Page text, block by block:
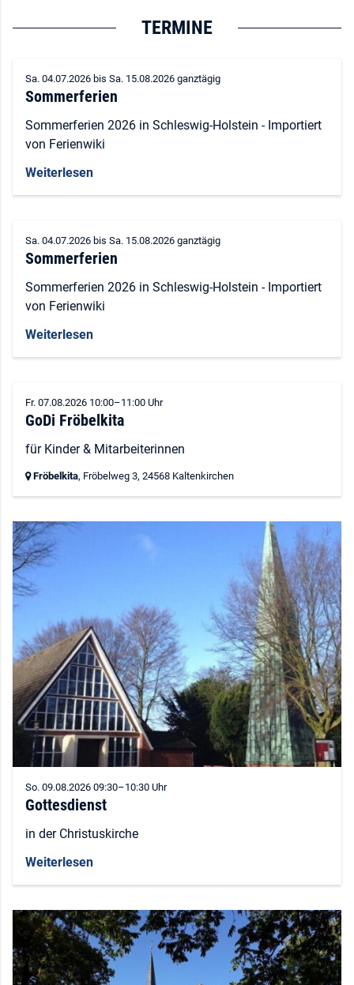
TERMINE
Sa. 04.07.2026 bis Sa. 15.08.2026 ganztägig
Sommerferien
Sommerferien 2026 in Schleswig-Holstein - Importiert
von Ferienwiki
Weiterlesen
Sa. 04.07.2026 bis Sa. 15.08.2026 ganztägig
Sommerferien
Sommerferien 2026 in Schleswig-Holstein - Importiert
von Ferienwiki
Weiterlesen
Fr. 07.08.2026 10:00–11:00 Uhr
GoDi Fröbelkita
für Kinder & Mitarbeiterinnen
Fröbelkita, Fröbelweg 3, 24568 Kaltenkirchen
So. 09.08.2026 09:30–10:30 Uhr
Gottesdienst
in der Christuskirche
Weiterlesen